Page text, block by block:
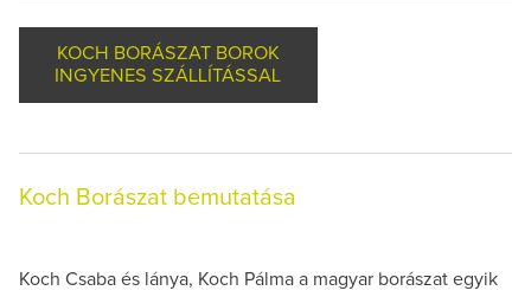
KOCH BORÁSZAT BOROK
INGYENES SZÁLLÍTÁSSAL
Koch Borászat bemutatása
Koch Csaba és lánya, Koch Pálma a magyar borászat egyik